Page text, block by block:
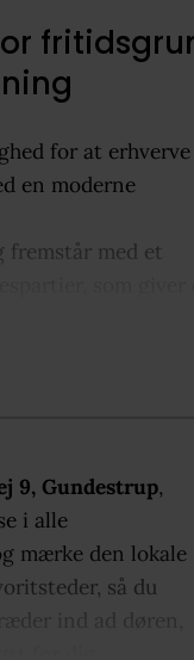
for at
en moderne
med et
til de grønne
giver gode
og
for smuk natur,
9, Gundestrup,
i alle
mærke den lokale
så du
ind ad døren,